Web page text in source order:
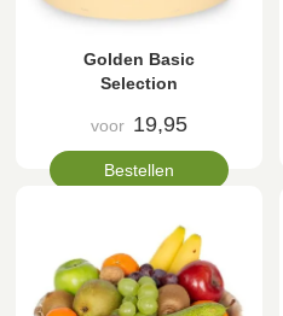
Golden Basic
Selection
voor 19,95
Bestellen